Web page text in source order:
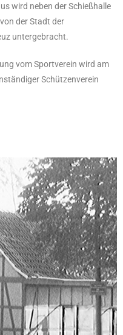
wird neben der Schießhalle
der Stadt der
untergebracht.
vom Sportverein wird am
Schützenverein